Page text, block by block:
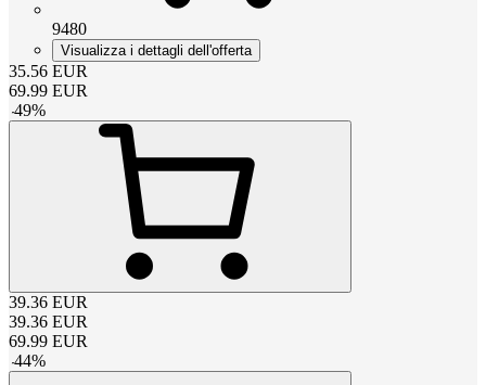
9480
Visualizza i dettagli dell'offerta
35.56 EUR
69.99 EUR
-49%
39.36 EUR
39.36 EUR
69.99 EUR
-44%